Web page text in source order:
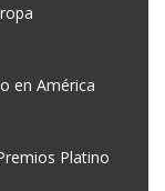
en América
Platino